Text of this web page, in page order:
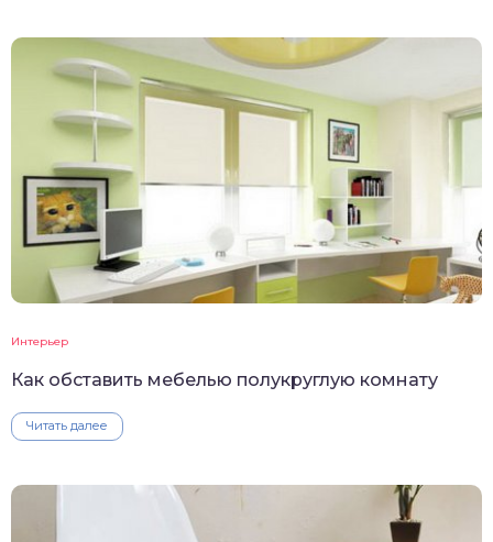
Интерьер
Как обставить мебелью полукруглую комнату
Читать далее